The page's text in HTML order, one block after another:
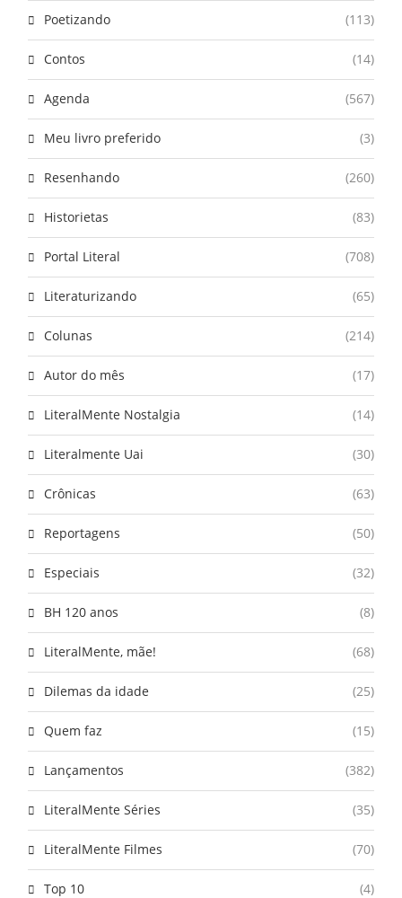
Poetizando (113)
Contos (14)
Agenda (567)
Meu livro preferido (3)
Resenhando (260)
Historietas (83)
Portal Literal (708)
Literaturizando (65)
Colunas (214)
Autor do mês (17)
LiteralMente Nostalgia (14)
Literalmente Uai (30)
Crônicas (63)
Reportagens (50)
Especiais (32)
BH 120 anos (8)
LiteralMente, mãe! (68)
Dilemas da idade (25)
Quem faz (15)
Lançamentos (382)
LiteralMente Séries (35)
LiteralMente Filmes (70)
Top 10 (4)